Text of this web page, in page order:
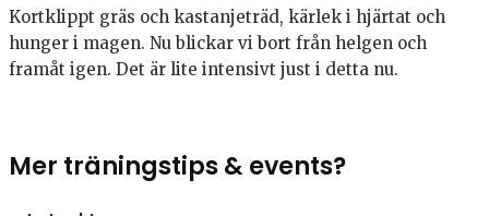
Kortklippt gräs och kastanjeträd, kärlek i hjärtat och
hunger i magen. Nu blickar vi bort från helgen och
framåt igen. Det är lite intensivt just i detta nu.
Mer träningstips & events?